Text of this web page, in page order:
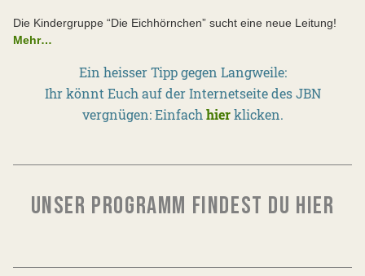
Die Kindergruppe “Die Eichhörnchen” sucht eine neue Leitung!
Mehr…
Ein heisser Tipp gegen Langweile:
Ihr könnt Euch auf der Internetseite des JBN
vergnügen: Einfach hierklicken.
UNSER PROGRAMM FINDEST DU HIER